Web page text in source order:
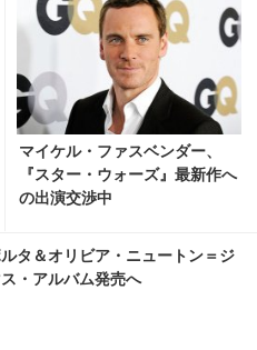
マイケル・ファスベンダー、
『スター・ウォーズ』最新作へ
の出演交渉中
タ＆オリビア・ニュートン＝ジ
・アルバム発売へ